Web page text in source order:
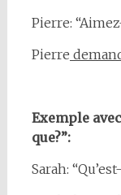
Pierre:
Pierre
Exemple
que?”:
Sarah: